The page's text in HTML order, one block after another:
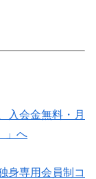
入会金無料・月
」へ
身専用会員制コ